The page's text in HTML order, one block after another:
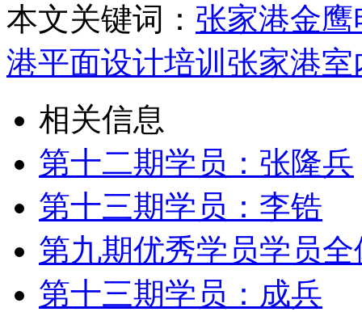
本文关键词： 张家港金
港平面设计培训 张家港
相关信息
第十二期学员：张隆兵
第十三期学员：李锆
第九期优秀学员学员全
第十三期学员：成兵